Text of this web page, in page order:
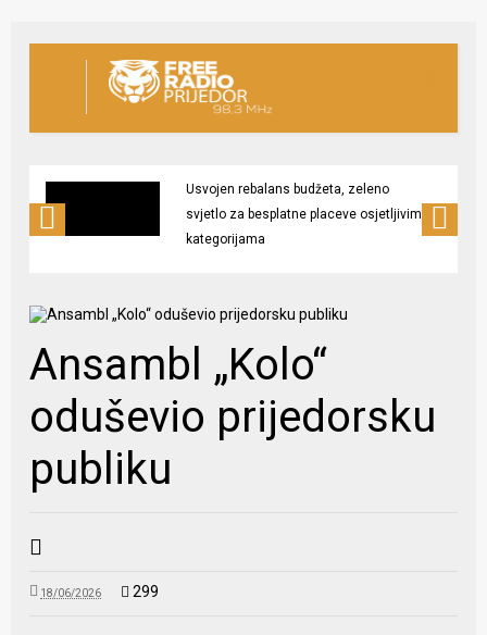
Usvojen rebalans budžeta, zeleno
svjetlo za besplatne placeve osjetljivim
kategorijama
Ansambl „Kolo“
oduševio prijedorsku
publiku
18/06/2026 299